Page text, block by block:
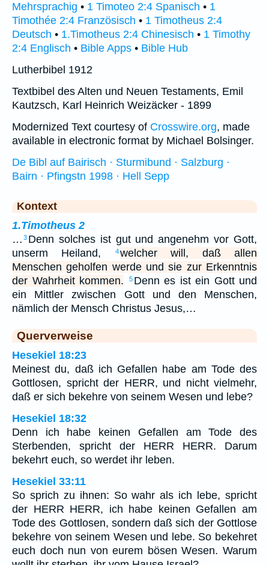
Mehrsprachig • 1 Timoteo 2:4 Spanisch • 1
Timothée 2:4 Französisch • 1 Timotheus 2:4
Deutsch • 1.Timotheus 2:4 Chinesisch • 1 Timothy
2:4 Englisch • Bible Apps • Bible Hub
Lutherbibel 1912
Textbibel des Alten und Neuen Testaments, Emil
Kautzsch, Karl Heinrich Weizäcker - 1899
Modernized Text courtesy of Crosswire.org, made
available in electronic format by Michael Bolsinger.
De Bibl auf Bairisch · Sturmibund · Salzburg ·
Bairn · Pfingstn 1998 · Hell Sepp
Kontext
1.Timotheus 2
… 3 Denn solches ist gut und angenehm vor Gott,
unserm Heiland,
4welcher will, daß allen
Menschen geholfen werde und sie zur Erkenntnis
der Wahrheit kommen.
5 Denn es ist ein Gott und
ein Mittler zwischen Gott und den Menschen,
nämlich der Mensch Christus Jesus,…
Querverweise
Hesekiel 18:23
Meinest du, daß ich Gefallen habe am Tode des
Gottlosen, spricht der HERR, und nicht vielmehr,
daß er sich bekehre von seinem Wesen und lebe?
Hesekiel 18:32
Denn ich habe keinen Gefallen am Tode des
Sterbenden, spricht der HERR HERR. Darum
bekehrt euch, so werdet ihr leben.
Hesekiel 33:11
So sprich zu ihnen: So wahr als ich lebe, spricht
der HERR HERR, ich habe keinen Gefallen am
Tode des Gottlosen, sondern daß sich der Gottlose
bekehre von seinem Wesen und lebe. So bekehret
euch doch nun von eurem bösen Wesen. Warum